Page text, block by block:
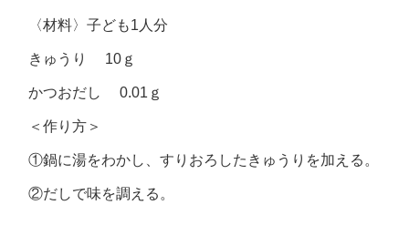
〈材料〉子ども1 人分
きゅうり 10ｇ
かつおだし 0.01ｇ
＜作り方＞
①鍋に湯をわかし、すりおろしたきゅうりを加える。
②だしで味を調える。